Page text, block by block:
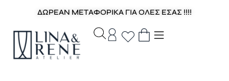
ΔΩΡΕΑΝ ΜΕΤΑΦΟΡΙΚΑ ΓΙΑ ΟΛΕΣ ΕΣΑΣ !!!!